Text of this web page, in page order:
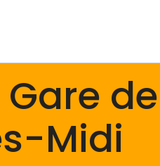
de
Midi